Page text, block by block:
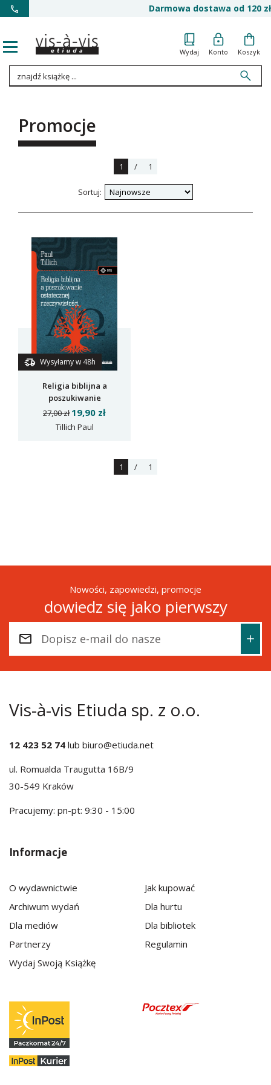
Darmowa dostawa od 120 zł
Wydaj Konto Koszyk
Promocje
1 / 1
Sortuj:
Wysyłamy w 48h
Religia biblijna a
poszukiwanie
ostatecznej
rzeczywistości
27,00 zł 19,90 zł
Tillich Paul
1 / 1
Nowości, zapowiedzi, promocje
dowiedz się jako pierwszy
Vis-à-vis Etiuda sp. z o.o.
12 423 52 74 lub biuro@etiuda.net
ul. Romualda Traugutta 16B/9
30-549 Kraków
Pracujemy: pn-pt: 9:30 - 15:00
Informacje
O wydawnictwie
Archiwum wydań
Dla mediów
Partnerzy
Wydaj Swoją Książkę
Jak kupować
Dla hurtu
Dla bibliotek
Regulamin